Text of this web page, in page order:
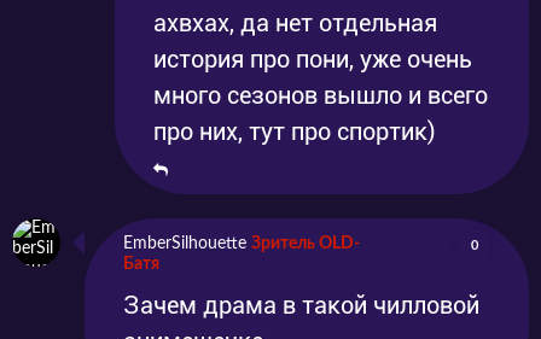
ахвхах, да нет отдельная
история про пони, уже очень
много сезонов вышло и всего
про них, тут про спортик)
EmberSilhouette Зритель OLD-
Батя
0
Зачем драма в такой чилловой